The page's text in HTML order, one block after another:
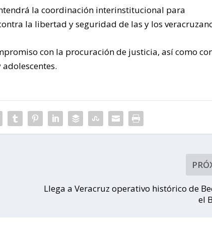
la coordinación interinstitucional para
la libertad y seguridad de las y los
con la procuración de justicia, así como
Llega a Veracruz operativo histórico de
el